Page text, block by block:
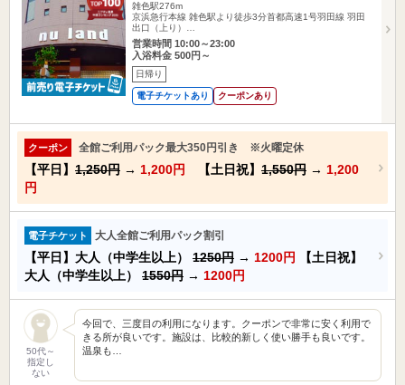
雑色駅276m
京浜急行本線 雑色駅より徒歩3分首都高速1号羽田線 羽田
出口（上り）…
営業時間 10:00～23:00
入浴料金 500円～
日帰り
電子チケットあり クーポンあり
クーポン 全館ご利用パック最大350円引き ※火曜定休
【平日】 1,250円 → 1,200円 【土日祝】 1,550円 → 1,200
円
電子チケット 大人全館ご利用パック割引
【平日】大人（中学生以上） 1250円 → 1200円
【土日祝】
大人（中学生以上） 1550円 → 1200円
50代～
指定し
ない
今回で、三度目の利用になります。クーポンで非常に安く利用で
きる所が良いです。施設は、比較的新しく使い勝手も良いです。
温泉も…